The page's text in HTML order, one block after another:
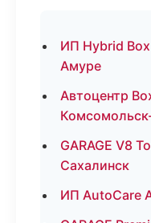
ИП Hybrid
Амуре
Автоцентр
GARAGE V8
Сахалинск
ИП AutoCare